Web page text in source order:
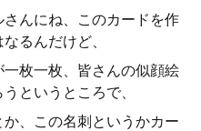
んにね、このカードを作
るんだけど、
枚一枚、皆さんの似顔絵
というところで、
、この名刺というかカー